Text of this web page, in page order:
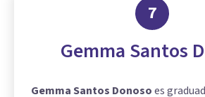
7
Gemma Santos
Gemma Santos Donosoes